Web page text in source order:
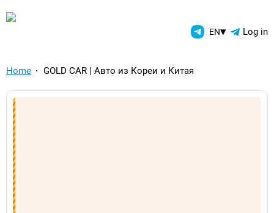
TelegramAds.com — EN▾ Log in
Home GOLD CAR | Авто из Кореи и Китая